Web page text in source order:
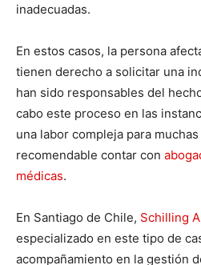
inadecuadas.
En estos casos, la persona
tienen derecho a solicitar una
han sido responsables del
cabo este proceso en las
una labor compleja para
recomendable contar con
médicas.
En Santiago de Chile, Schilling
especializado en este tipo de
acompañamiento en la gestión